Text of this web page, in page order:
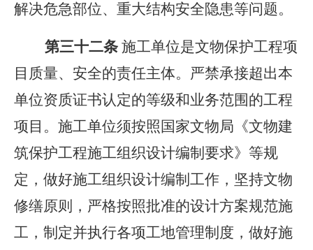
解决危急部位、重大结构安全隐患等问题。
第三十二条 施工单位是文物保护工程项
目质量、安全的责任主体。严禁承接超出本
单位资质证书认定的等级和业务范围的工程
项目。施工单位须按照国家文物局《文物建
筑保护工程施工组织设计编制要求》等规
定，做好施工组织设计编制工作，坚持文物
修缮原则，严格按照批准的设计方案规范施
工，制定并执行各项工地管理制度，做好施